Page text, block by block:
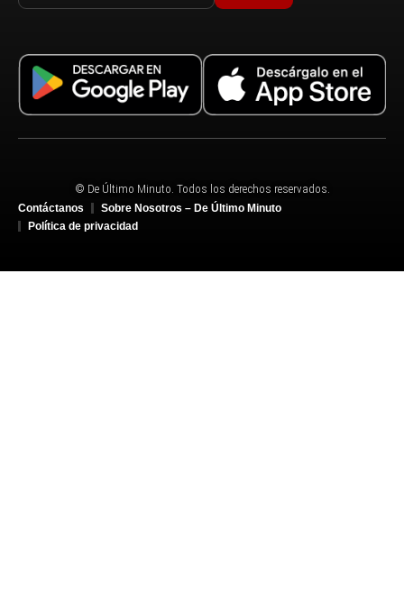
© De Último Minuto. Todos los derechos reservados.
Contáctanos
Sobre Nosotros – De Último Minuto
Política de privacidad